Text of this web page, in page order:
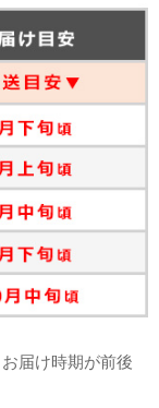
届け時期が前後